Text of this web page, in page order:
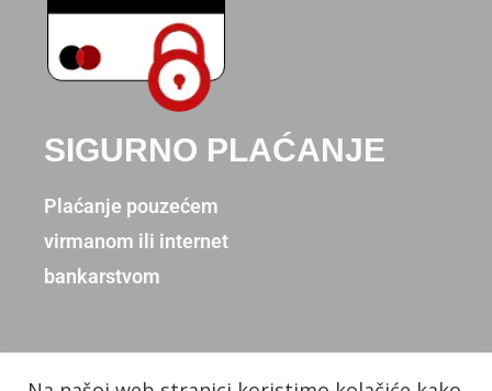
SIGURNO PLAĆANJE
Plaćanje pouzećem
virmanom ili internet
bankarstvom